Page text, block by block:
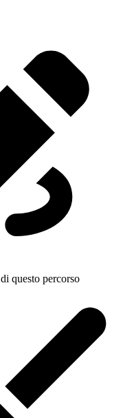
di questo percorso